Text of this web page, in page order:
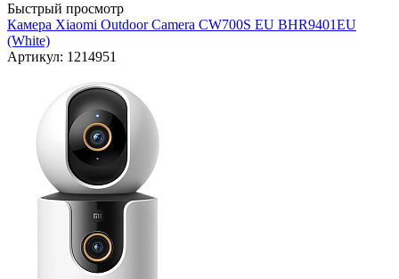
Быстрый просмотр
Камера Xiaomi Outdoor Camera CW700S EU BHR9401EU
(White)
Артикул: 1214951